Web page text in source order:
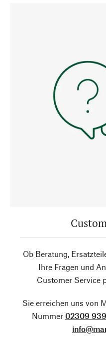
Ob Beratung,
Ihre Fragen und
Customer Service
Sie erreichen uns von
Nummer 02309